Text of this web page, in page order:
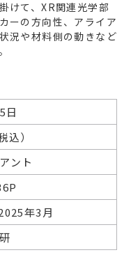
自動車・輸送
けて、XR関連光学部
ーの方向性、アライア
況や材料側の動きなど
日
込）
ント
年3月